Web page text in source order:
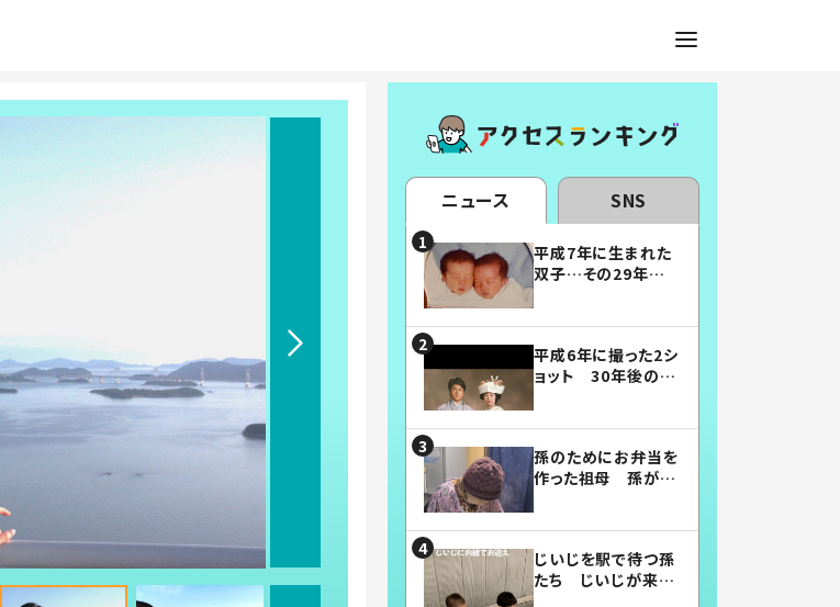
ニュース SNS
平成7年に生まれた
双子…その29年後
平成6年に撮った2シ
ョット 30年後の姿
孫のためにお弁当を
作った祖母 孫が絶
じいじを駅で待つ孫
たち じいじが来た